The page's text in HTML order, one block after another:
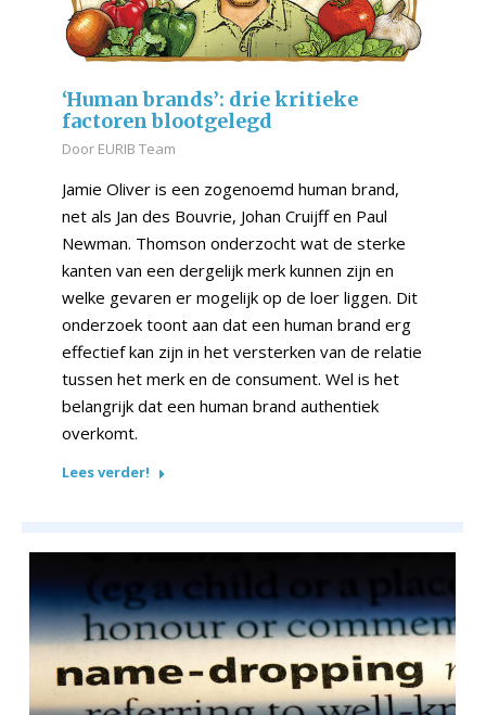
‘Human brands’: drie kritieke
factoren blootgelegd
Door EURIB Team
Jamie Oliver is een zogenoemd human brand,
net als Jan des Bouvrie, Johan Cruijff en Paul
Newman. Thomson onderzocht wat de sterke
kanten van een dergelijk merk kunnen zijn en
welke gevaren er mogelijk op de loer liggen. Dit
onderzoek toont aan dat een human brand erg
effectief kan zijn in het versterken van de relatie
tussen het merk en de consument. Wel is het
belangrijk dat een human brand authentiek
overkomt.
Lees verder!